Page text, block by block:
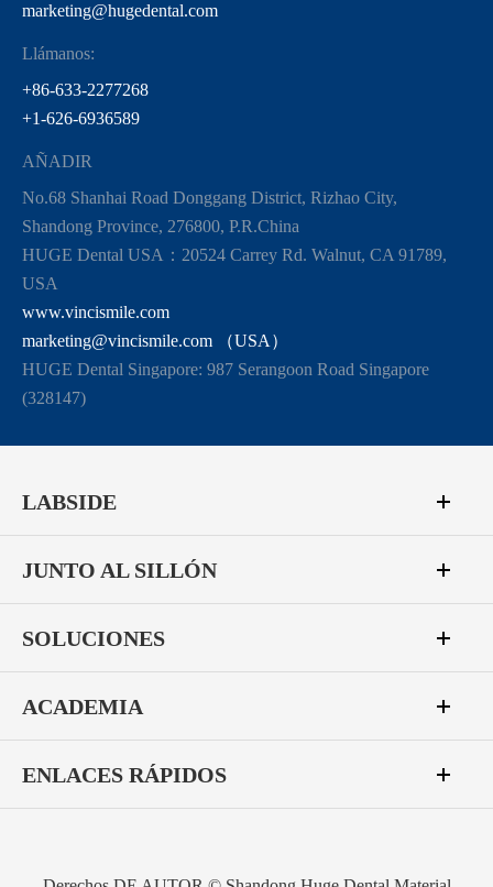
marketing@hugedental.com
Llámanos:
+86-633-2277268
+1-626-6936589
AÑADIR
No.68 Shanhai Road Donggang District, Rizhao City,
Shandong Province, 276800, P.R.China
HUGE Dental USA：20524 Carrey Rd. Walnut, CA 91789,
USA
www.vincismile.com
marketing@vincismile.com （USA）
HUGE Dental Singapore: 987 Serangoon Road Singapore
(328147)
LABSIDE
JUNTO AL SILLÓN
SOLUCIONES
ACADEMIA
ENLACES RÁPIDOS